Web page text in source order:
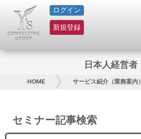
ログイン
新規登録
HOME
サービス紹介
グループ概要
日本人経営者
HOME サービス紹介（業務案内）
セミナー記事検索